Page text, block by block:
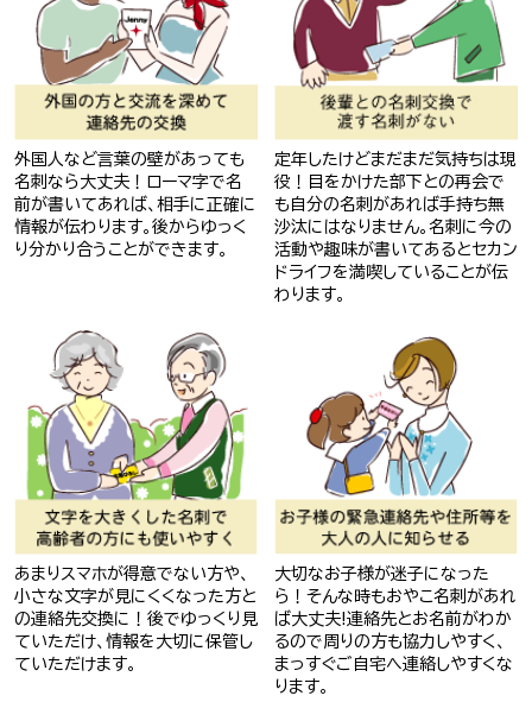
外国人など言葉の壁があっても
名刺なら大丈夫！ローマ字で名
前が書いてあれば、相手に正確に
情報が伝わります。後からゆっく
り分かり合うことができます。
定年したけどまだまだ気持ちは現
役！目をかけた部下との再会で
も自分の名刺があれば手持ち無
沙汰にはなりません。名刺に今の
活動や趣味が書いてあるとセカン
ドライフを満喫していることが伝
わります。
あまりスマホが得意でない方や、
小さな文字が見にくくなった方と
の連絡先交換に！後でゆっくり見
ていただけ、情報を大切に保管し
ていただけます。
大切なお子様が迷子になった
ら！そんな時もおやこ名刺があれ
ば大丈夫!連絡先とお名前がわか
るので周りの方も協力しやすく、
まっすぐご自宅へ連絡しやすくな
ります。